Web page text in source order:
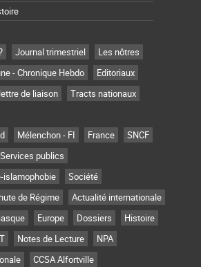
Journal trimestriel
Les nôtres
- Chronique Hebdo
Editoriaux
de liaison
Tracts nationaux
Mélenchon - FI France
SNCF
Services publics
islamophobie
Société
de Régime
Actualité internationale
Europe Dossiers
Histoire
Notes de Lecture
NPA
CCSA Alfortville